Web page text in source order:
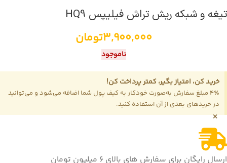
تیغه و شبکه ریش تراش فیلیپس HQ9
3,900,000تومان
ناموجود
خرید کن، امتیاز بگیر، کمتر پرداخت کن!
4٪ مبلغ سفارش به‌صورت خودکار به کیف پول شما اضافه می‌شود و می‌توانید
در خریدهای بعدی از آن استفاده کنید.
×
ارسال رایگان برای سفارش های بالای 6 میلیون تومان